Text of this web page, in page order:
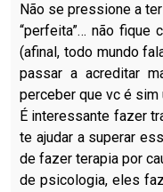
Não se pressione a
“perfeita”… não fique
(afinal, todo mundo
passar a acreditar
perceber que vc é
É interessante fazer
te ajudar a superar
de fazer terapia por
de psicologia, eles